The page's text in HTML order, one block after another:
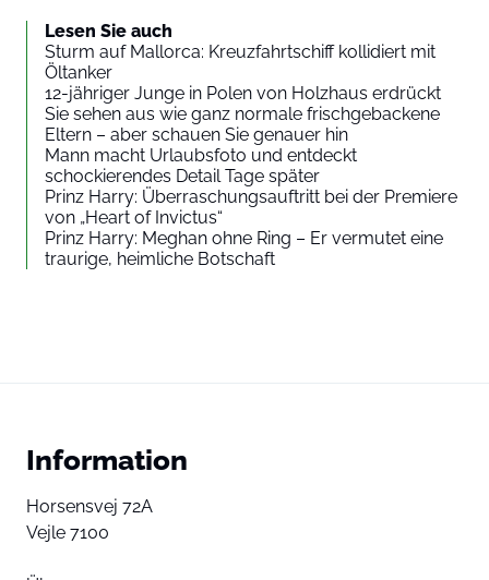
Lesen Sie auch
Sturm auf Mallorca: Kreuzfahrtschiff kollidiert mit
Öltanker
12-jähriger Junge in Polen von Holzhaus erdrückt
Sie sehen aus wie ganz normale frischgebackene
Eltern – aber schauen Sie genauer hin
Mann macht Urlaubsfoto und entdeckt
schockierendes Detail Tage später
Prinz Harry: Überraschungsauftritt bei der Premiere
von „Heart of Invictus“
Prinz Harry: Meghan ohne Ring – Er vermutet eine
traurige, heimliche Botschaft
Information
Horsensvej 72A
Vejle 7100